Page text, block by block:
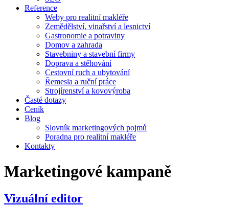
Reference
Weby pro realitní makléře
Zemědělství, vinařství a lesnictví
Gastronomie a potraviny
Domov a zahrada
Stavebniny a stavební firmy
Doprava a stěhování
Cestovní ruch a ubytování
Řemesla a ruční práce
Strojírenství a kovovýroba
Časté dotazy
Ceník
Blog
Slovník marketingových pojmů
Poradna pro realitní makléře
Kontakty
Marketingové kampaně
Vizuální editor